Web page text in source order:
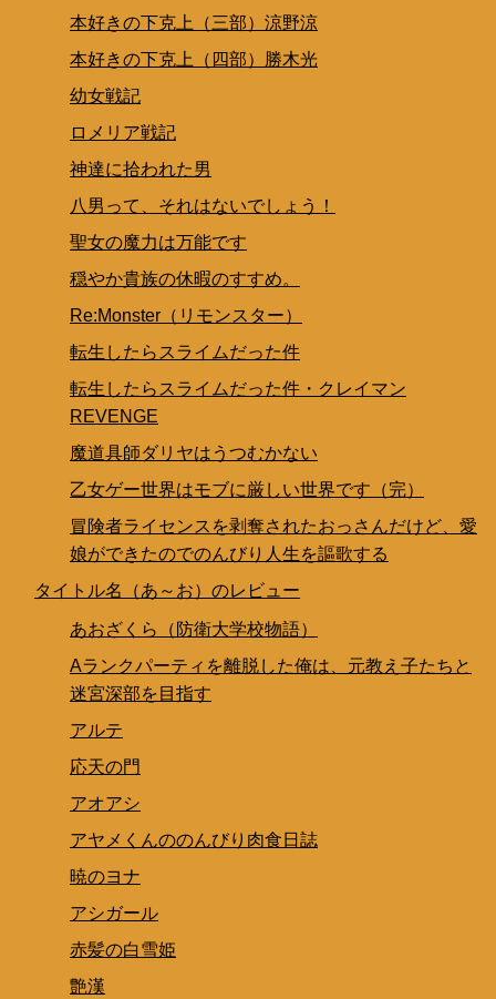
本好きの下克上（三部）涼野涼
本好きの下克上（四部）勝木光
幼女戦記
ロメリア戦記
神達に拾われた男
八男って、それはないでしょう！
聖女の魔力は万能です
穏やか貴族の休暇のすすめ。
Re:Monster（リモンスター）
転生したらスライムだった件
転生したらスライムだった件・クレイマン
REVENGE
魔道具師ダリヤはうつむかない
乙女ゲー世界はモブに厳しい世界です（完）
冒険者ライセンスを剥奪されたおっさんだけど、愛
娘ができたのでのんびり人生を謳歌する
タイトル名（あ～お）のレビュー
あおざくら（防衛大学校物語）
Aランクパーティを離脱した俺は、元教え子たちと
迷宮深部を目指す
アルテ
応天の門
アオアシ
アヤメくんののんびり肉食日誌
暁のヨナ
アシガール
赤髪の白雪姫
艶漢